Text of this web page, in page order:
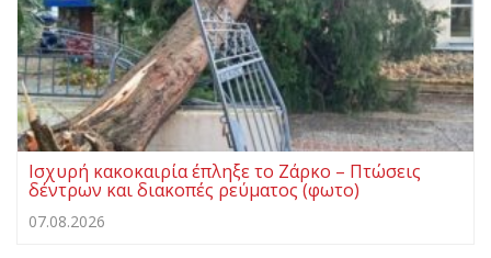
Ισχυρή κακοκαιρία έπληξε το Ζάρκο – Πτώσεις
δέντρων και διακοπές ρεύματος (φωτο)
07.08.2026